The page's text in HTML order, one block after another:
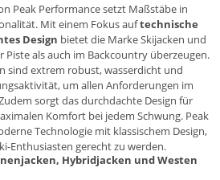
Peak Performance setzt Maßstäbe in
Mit einem Fokus auftechnische
Design bietet die Marke Skijacken und
Piste als auch im Backcountry überzeugen.
sind extrem robust, wasserdicht und
um allen Anforderungen im
sorgt das durchdachte Design für
Komfort bei jedem Schwung. Peak
Technologie mit klassischem Design,
Enthusiasten gerecht zu werden.
Hybridjacken undWesten